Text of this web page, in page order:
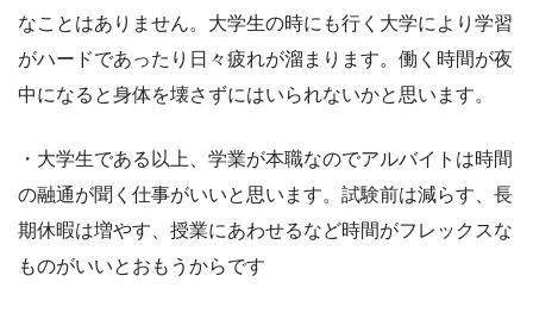
なことはありません。大学生の時にも行く大学により学習
がハードであったり日々疲れが溜まります。働く時間が夜
中になると身体を壊さずにはいられないかと思います。
・大学生である以上、学業が本職なのでアルバイトは時間
の融通が聞く仕事がいいと思います。試験前は減らす、長
期休暇は増やす、授業にあわせるなど時間がフレックスな
ものがいいとおもうからです